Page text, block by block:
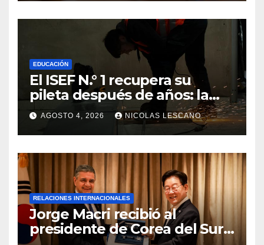
EDUCACIÓN
El ISEF N.° 1 recupera su
pileta después de años: la
obra ya supera el 50% y
cambia la formación de miles
de estudiantes
AGOSTO 4, 2026 NICOLAS LESCANO
RELACIONES INTERNACIONALES
Jorge Macri recibió al
presidente de Corea del Sur y